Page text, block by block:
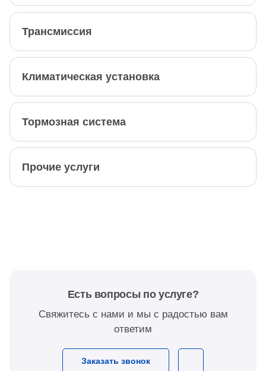
Трансмиссия
Климатическая установка
Тормозная система
Прочие услуги
Есть вопросы по услуге?
Свяжитесь с нами и мы с радостью вам
ответим
Заказать звонок